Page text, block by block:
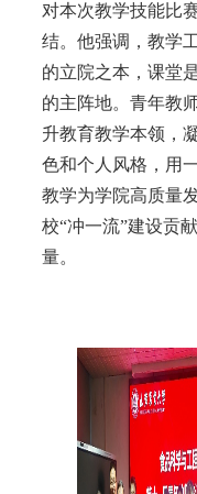
对本次教学技能比
结。他强调，教学
的立院之本，课堂
的主阵地。青年教
升教育教学本领，
色和个人风格，用
教学为学院高质量
校“冲一流”建设贡
量。